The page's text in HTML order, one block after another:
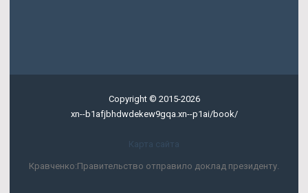
Copyright © 2015-2026
xn--b1afjbhdwdekew9gqa.xn--p1ai/book/
Карта сайта
Кравченко:Правительство отправило доклад президенту.